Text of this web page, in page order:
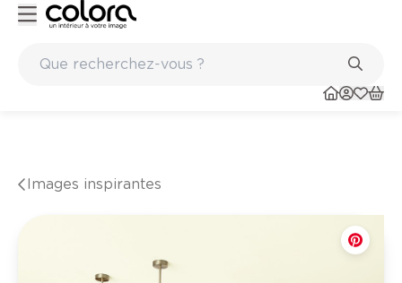
Images inspirantes